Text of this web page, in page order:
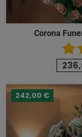
Corona
242,00 €